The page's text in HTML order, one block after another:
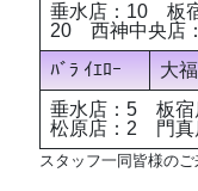
垂水店：10 板
20 西神中央店
ﾊﾞﾗ ｲｴﾛｰ
大
垂水店：5 板
松原店：2 門
スタッフ一同皆様のご